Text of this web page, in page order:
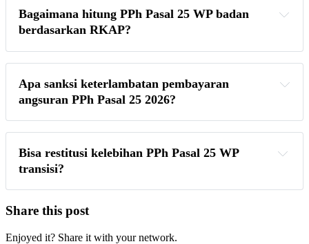
Bagaimana hitung PPh Pasal 25 WP badan
berdasarkan RKAP?
Apa sanksi keterlambatan pembayaran
angsuran PPh Pasal 25 2026?
Bisa restitusi kelebihan PPh Pasal 25 WP
transisi?
Share this post
Enjoyed it? Share it with your network.